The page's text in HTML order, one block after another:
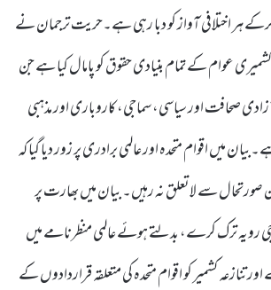
ہر اختلافی آواز کو دبا رہی ہے۔حریت ترجمان نے
عوام کے تمام بنیادی حقوق کو پامال کیا ہے جن
صحافت اور سیاسی، سماجی، کاروباری اور مذہبی
میں اقوام متحدہ اور عالمی برادری پر زور دیا گیا کہ
صورتحال سے لاتعلق نہ رہیں۔ بیان میں بھارت پر
رویہ ترک کرے، بدلتے ہوئے عالمی منظرنامے میں
تنازعہ کشمیر کو اقوام متحدہ کی متعلقہ قراردادوں کے